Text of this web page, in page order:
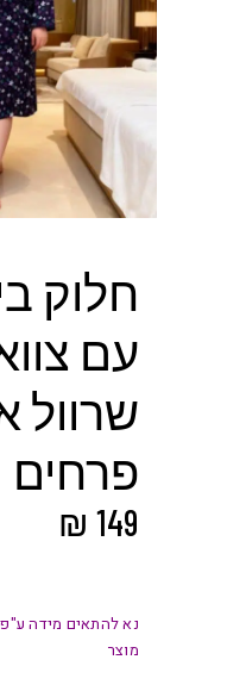
חלוק
עם
שרוול
פרחים
₪ 149
נא להתאים מידה
מוצר